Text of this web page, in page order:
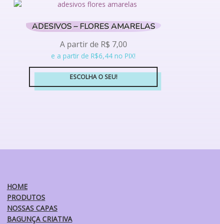
várias
As
opções
podem
ser
escolhidas
página
ADESIVOS – FLORES AMARELAS
A partir de R$ 7,00
e a partir de R$6,44 no PIX!
ESCOLHA O SEU!
Este
As
HOME
PRODUTOS
NOSSAS CAPAS
BAGUNÇA CRIATIVA